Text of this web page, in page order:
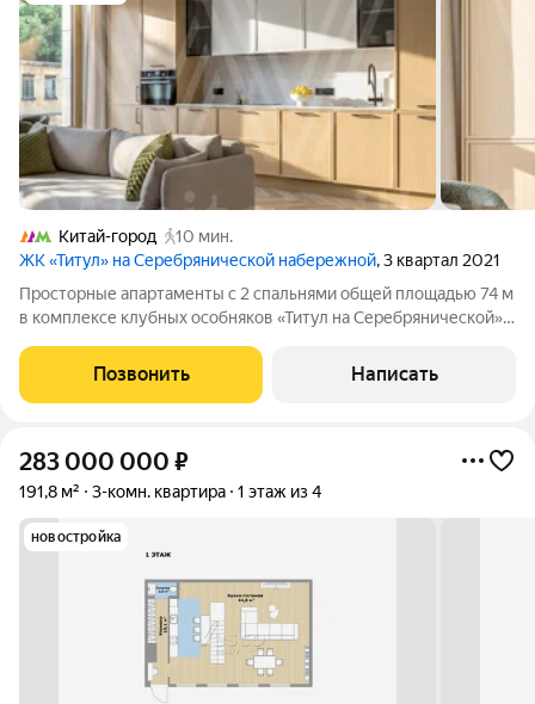
Китай-город
10 мин.
ЖК «Титул» на Серебрянической набережной, 3 квартал 2021
Просторные апартаменты с 2 спальнями общей площадью 74 м
в комплексе клубных особняков «Титул на Серебрянической».
этаже в корпусе 1.1. Высота потолков 3,2 метра. Планировка:
кухня-гостиная,
Позвонить Написать
283 000 000 ₽
191,8 м² 3-комн. квартира 1 этаж из 4
новостройка